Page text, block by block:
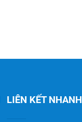
LIÊN KẾT NHANH